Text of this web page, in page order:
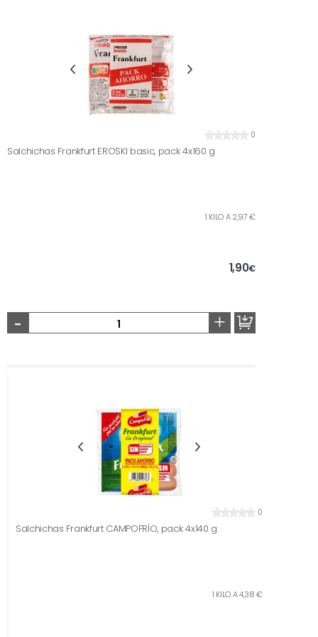
0
Salchichas Frankfurt EROSKI basic, pack 4x160 g
1 KILO A 2,97 €
1,90€
- +
0
Salchichas Frankfurt CAMPOFRÍO, pack 4x140 g
1 KILO A 4,38 €